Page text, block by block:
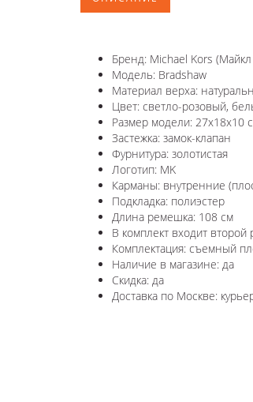
Бренд: Michael Kors
Модель: Bradshaw
Материал верха:
Цвет: светло-розовый,
Размер модели: 27х18х10
Застежка: замок-клапан
Фурнитура: золотистая
Логотип: MK
Карманы: внутренние
Подкладка: полиэстер
Длина ремешка: 108 см
В комплект входит
Комплектация: съемный
Наличие в магазине: да
Скидка: да
Доставка по Москве: